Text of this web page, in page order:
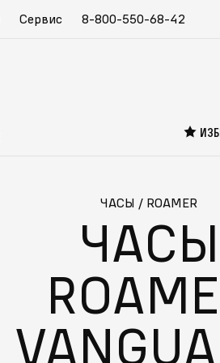
Сервис 8-800-550-68-42
ЧАСЫ / ROAMER
ЧАСЫ